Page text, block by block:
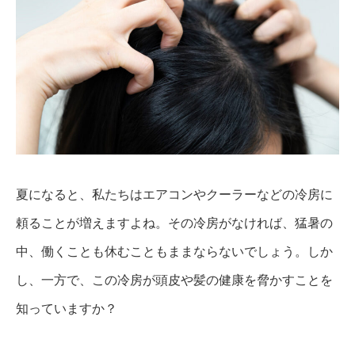
夏になると、私たちはエアコンやクーラーなどの冷房に
頼ることが増えますよね。その冷房がなければ、猛暑の
中、働くことも休むこともままならないでしょう。しか
し、一方で、この冷房が頭皮や髪の健康を脅かすことを
知っていますか？